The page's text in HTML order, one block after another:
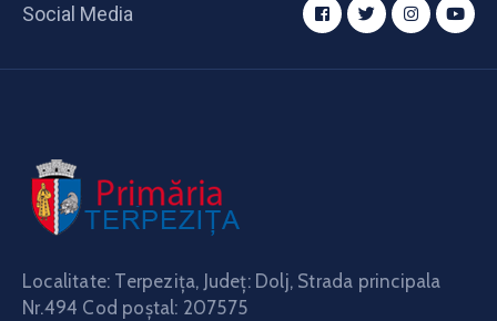
Social Media
Localitate: Terpeziţa, Judeţ: Dolj, Strada principala
Nr.494 Cod poştal: 207575